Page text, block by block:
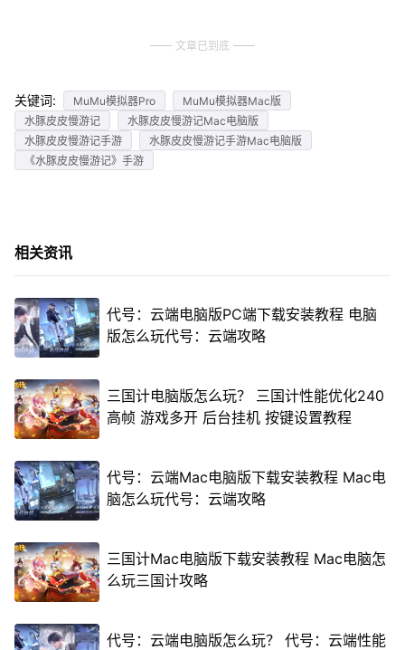
文章已到底
关键词: MuMu模拟器Pro
MuMu模拟器Mac版
水豚皮皮慢游记
水豚皮皮慢游记Mac电脑版
水豚皮皮慢游记手游
水豚皮皮慢游记手游Mac电脑版
《水豚皮皮慢游记》手游
相关资讯
代号：云端电脑版PC端下载安装教程 电脑
版怎么玩代号：云端攻略
三国计电脑版怎么玩？ 三国计性能优化240
高帧 游戏多开 后台挂机 按键设置教程
代号：云端Mac电脑版下载安装教程 Mac电
脑怎么玩代号：云端攻略
三国计Mac电脑版下载安装教程 Mac电脑怎
么玩三国计攻略
代号：云端电脑版怎么玩？ 代号：云端性能